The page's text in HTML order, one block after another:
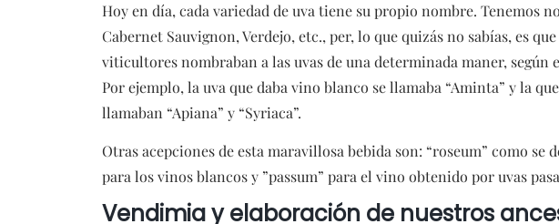
Hoy en día, cada variedad de uva tiene su propio nombre. Tenemos
Cabernet Sauvignon, Verdejo, etc., per, lo que quizás no sabías, es
viticultores nombraban a las uvas de una determinada maner, según
Por ejemplo, la uva que daba vino blanco se llamaba “Aminta” y la
llamaban “Apiana” y “Syriaca”.
Otras acepciones de esta maravillosa bebida son: “roseum” como se
para los vinos blancos y ”passum” para el vino obtenido por uvas
Vendimia y elaboración de nuestros